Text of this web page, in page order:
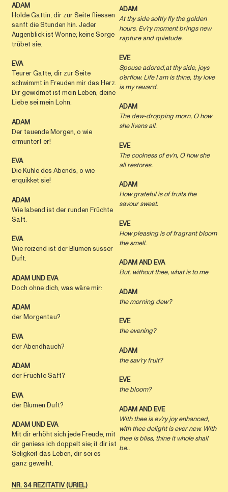
ADAM
Holde Gattin, dir zur Seite fliessen
sanft die Stunden hin. Jeder
Augenblick ist Wonne; keine Sorge
trübet sie.
EVA
Teurer Gatte, dir zur Seite
schwimmt in Freuden mir das Herz.
Dir gewidmet ist mein Leben; deine
Liebe sei mein Lohn.
ADAM
Der tauende Morgen, o wie
ermuntert er!
EVA
Die Kühle des Abends, o wie
erquikket sie!
ADAM
Wie labend ist der runden Früchte
Saft.
EVA
Wie reizend ist der Blumen süsser
Duft.
ADAM UND EVA
Doch ohne dich, was wäre mir:
ADAM
der Morgentau?
EVA
der Abendhauch?
ADAM
der Früchte Saft?
EVA
der Blumen Duft?
ADAM UNDEVA
Mit dir erhöht sich jede Freude, mit
dir geniess ich doppelt sie; it dir ist
Seligkeit das Leben; dir sei es
ganz geweiht.
ADAM
At thy side softly fly the golden
hours. Ev’ry moment brings new
rapture and quietude.
EVE
Spouse adored,at thy side, joys
o’erflow. Life I am is thine, thy love
is my reward.
ADAM
The dew-dropping morn, O how
she livens all.
EVE
The coolness of ev’n, O how she
all restores.
ADAM
How grateful is of fruits the
savour sweet.
EVE
How pleasing is of fragrant bloom
the smell.
ADAM AND EVA
But, without thee, what is to me
ADAM
the morning dew?
EVE
the evening?
ADAM
the sav’ry fruit?
EVE
the bloom?
ADAMAND EVE
With thee is ev’ry joy enhanced,
with thee delight is ever new. With
thee is bliss, thine it whole shall
be..
NR. 34 REZITATIV (URIEL)